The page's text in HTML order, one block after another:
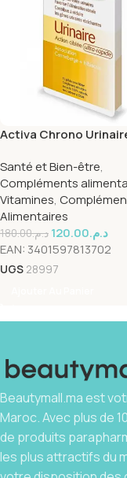
Activa Chrono
Santé et Bien-être,
Compléments
Vitamines,
Alimentaires
د.م.180.00 د.م.120.00
EAN: 3401597813702
UGS 28997
Beautymall.ma est
Maroc. Avec plus de
de produits
les plus attractifs du